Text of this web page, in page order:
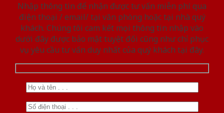
Nhập thông tin để nhận được tư vấn miễn phí qua
điện thoại / email/ tại văn phòng hoặc tại nhà quý
khách. Chúng tôi cam kết mọi thông tin nhập vào
dưới đây được bảo mật tuyệt đối cũng như chỉ phục
vụ yêu cầu tư vấn duy nhất của quý khách tại đây.